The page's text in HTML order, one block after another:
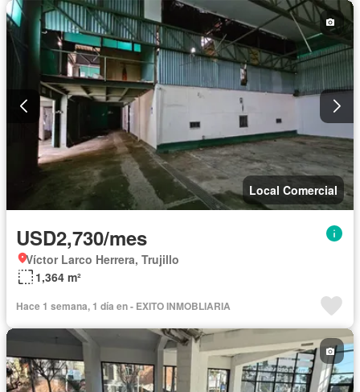
Local Comercial
USD2,730/mes
Víctor Larco Herrera, Trujillo
1,364 m²
Hace 1 semana, 1 día en - EXITO INMOBLIARIA